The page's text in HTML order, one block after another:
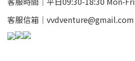
客服信箱｜vvdventure@gmail.com